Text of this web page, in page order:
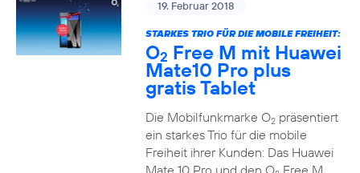
19. Februar 2018
STARKES TRIO FÜR DIE MOBILE FREIHEIT:
O2 Free M mit Huawei
Mate10 Pro plus
gratis Tablet
Die Mobilfunkmarke O2präsentiert
ein starkes Trio für die mobile
Freiheit ihrer Kunden: Das Huawei
Mate 10 Pro und den O Free M